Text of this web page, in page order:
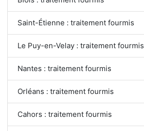
Saint-Étienne : traitement fourmis
Le Puy-en-Velay : traitement fourmis
Nantes : traitement fourmis
Orléans : traitement fourmis
Cahors : traitement fourmis